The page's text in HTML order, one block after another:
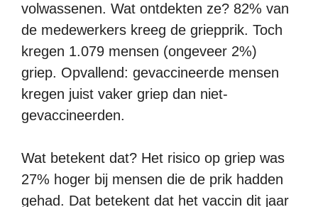
volwassenen. Wat ontdekten ze? 82% van
de medewerkers kreeg de griepprik. Toch
kregen 1.079 mensen (ongeveer 2%)
griep. Opvallend: gevaccineerde mensen
kregen juist vaker griep dan niet-
gevaccineerden.
Wat betekent dat? Het risico op griep was
27% hoger bij mensen die de prik hadden
gehad. Dat betekent dat het vaccin dit jaar